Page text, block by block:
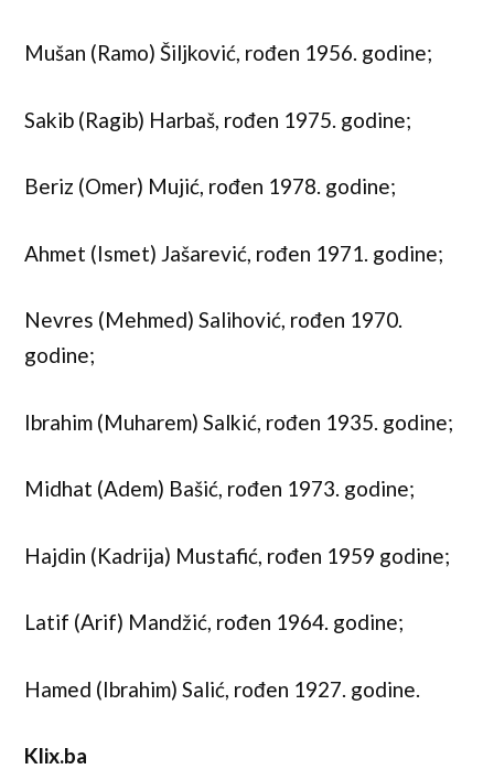
Mušan (Ramo) Šiljković, rođen 1956. godine;
Sakib (Ragib) Harbaš, rođen 1975. godine;
Beriz (Omer) Mujić, rođen 1978. godine;
Ahmet (Ismet) Jašarević, rođen 1971. godine;
Nevres (Mehmed) Salihović, rođen 1970.
godine;
Ibrahim (Muharem) Salkić, rođen 1935. godine;
Midhat (Adem) Bašić, rođen 1973. godine;
Hajdin (Kadrija) Mustafić, rođen 1959 godine;
Latif (Arif) Mandžić, rođen 1964. godine;
Hamed (Ibrahim) Salić, rođen 1927. godine.
Klix.ba